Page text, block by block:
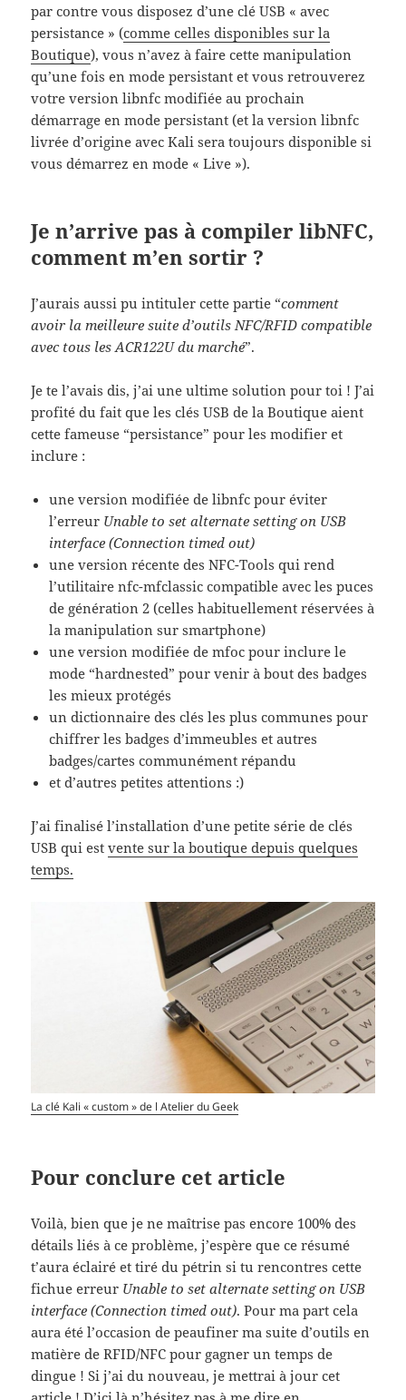
par contre vous disposez d’une clé USB « avec
persistance » (comme celles disponibles sur la
Boutique), vous n’avez à faire cette manipulation
qu’une fois en mode persistant et vous retrouverez
votre version libnfc modifiée au prochain
démarrage en mode persistant (et la version libnfc
livrée d’origine avec Kali sera toujours disponible si
vous démarrez en mode « Live »).
Je n’arrive pas à compiler libNFC,
comment m’en sortir ?
J’aurais aussi pu intituler cette partie “comment
avoir la meilleure suite d’outils NFC/RFID compatible
avec tous les ACR122U du marché”.
Je te l’avais dis, j’ai une ultime solution pour toi ! J’ai
profité du fait que les clés USB de la Boutique aient
cette fameuse “persistance” pour les modifier et
inclure :
une version modifiée de libnfc pour éviter
l’erreur Unable to set alternate setting on USB
interface (Connection timed out)
une version récente des NFC-Tools qui rend
l’utilitaire nfc-mfclassic compatible avec les puces
de génération 2 (celles habituellement réservées à
la manipulation sur smartphone)
une version modifiée de mfoc pour inclure le
mode “hardnested” pour venir à bout des badges
les mieux protégés
un dictionnaire des clés les plus communes pour
chiffrer les badges d’immeubles et autres
badges/cartes communément répandu
et d’autres petites attentions :)
J’ai finalisé l’installation d’une petite série de clés
USB qui estvente sur la boutique depuis quelques
temps.
La clé Kali « custom » de l Atelier du Geek
Pour conclure cet article
Voilà, bien que je ne maîtrise pas encore 100% des
détails liés à ce problème, j’espère que ce résumé
t’aura éclairé et tiré du pétrin si tu rencontres cette
fichue erreur Unable to set alternate setting on USB
interface (Connection timed out). Pour ma part cela
aura été l’occasion de peaufiner ma suite d’outils en
matière de RFID/NFC pour gagner un temps de
dingue ! Si j’ai du nouveau, je mettrai à jour cet